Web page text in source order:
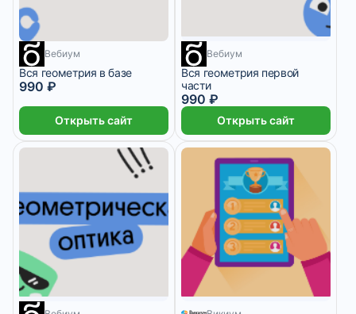
1 месяцВебиум
Вся геометрия в базе
990 ₽
Открыть сайт
1 месяцВебиум
Вся геометрия первой
части
990 ₽
Открыть сайт
1 месяц